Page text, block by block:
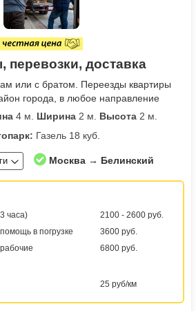
перевозки, доставка
или с братом. Переезды квартиры
города, в любое направление
4 м. Ширина 2 м. Высота 2 м.
Газель 18 куб.
Москва → Белинский
часа)
2100 - 2600 руб.
в погрузке
3600 руб.
6800 руб.
25 руб/км